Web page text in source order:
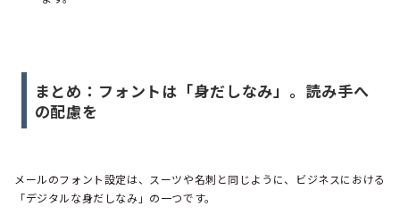
まとめ：フォントは「身だしなみ」。読み手へ
の配慮を
メールのフォント設定は、スーツや名刺と同じように、ビジネスにおける
「デジタルな身だしなみ」の一つです。